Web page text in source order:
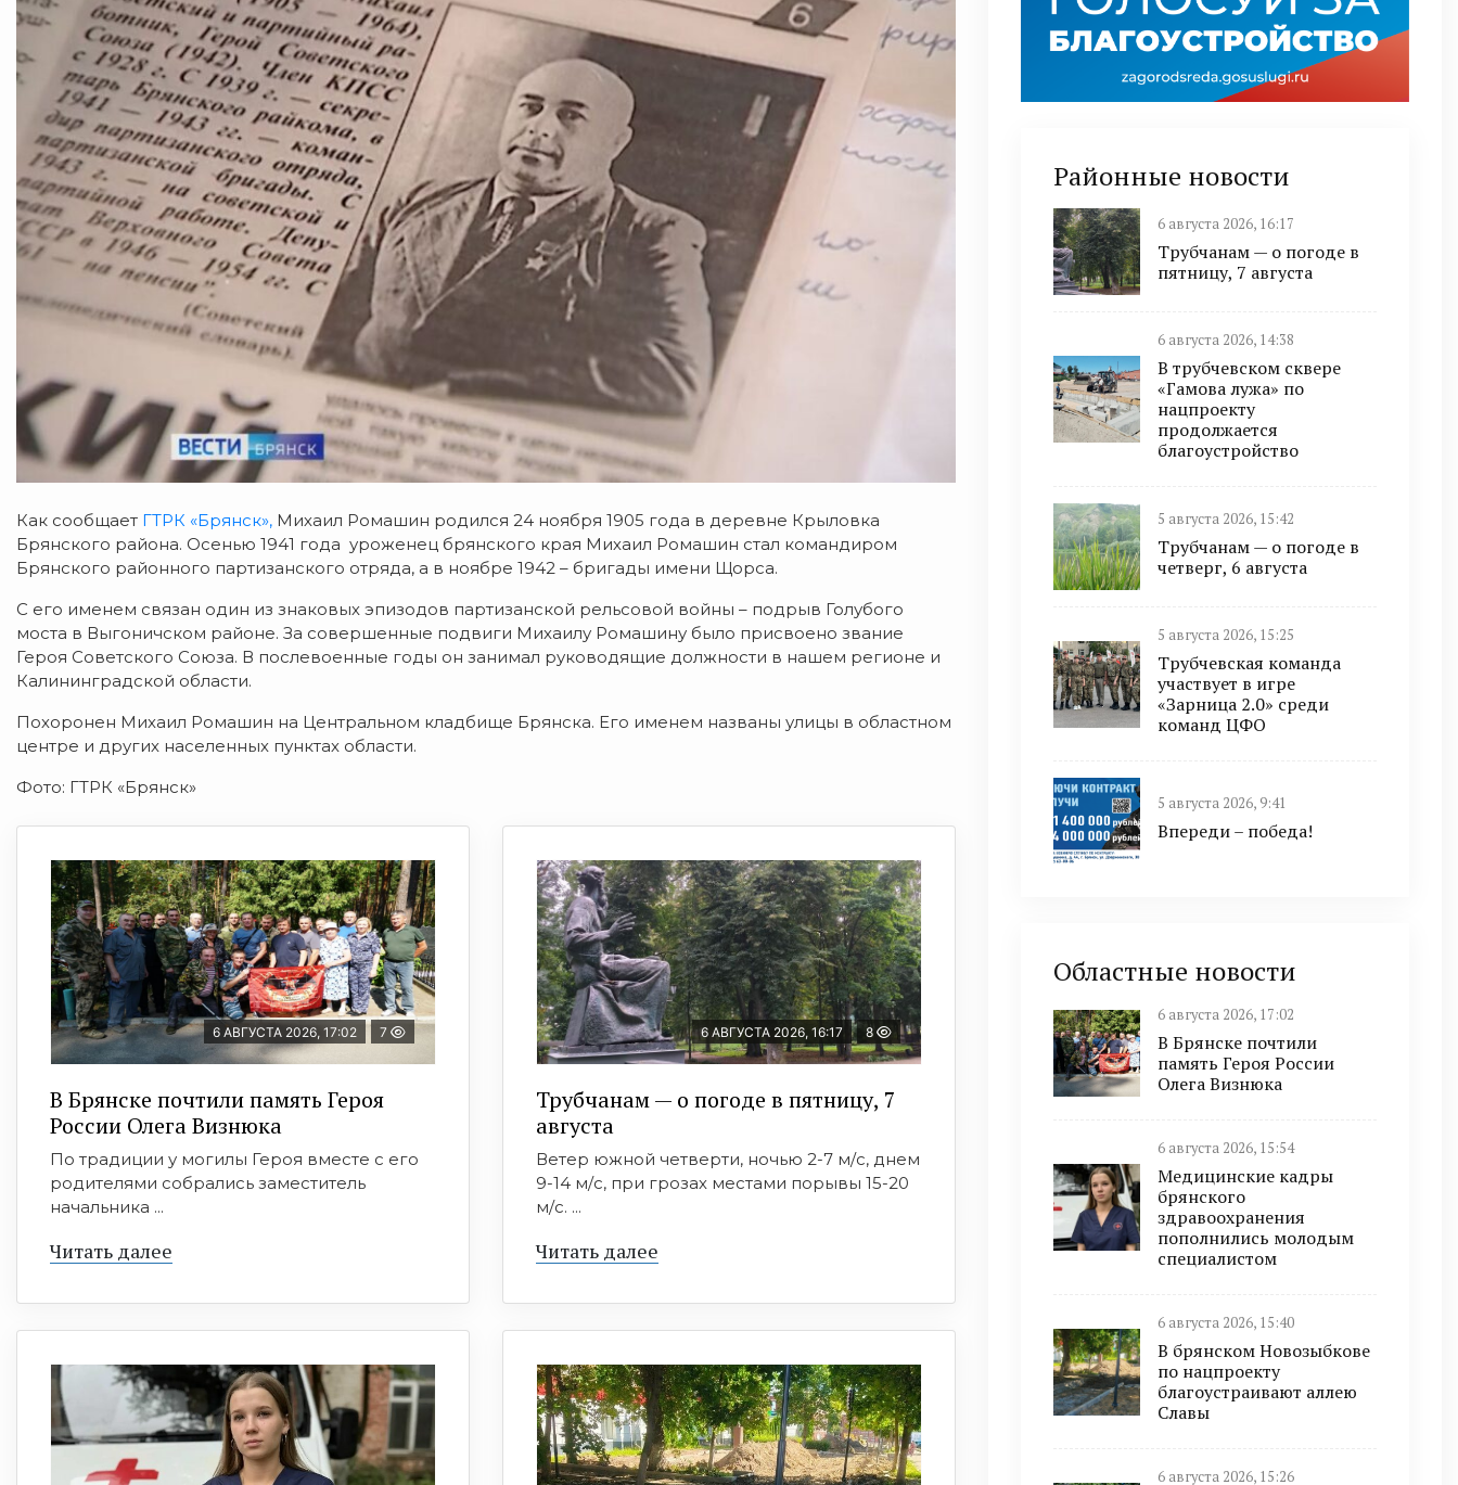
Как сообщает ГТРК «Брянск», Михаил Ромашин родился 24 ноября 1905 года в деревне Крыловка
Брянского района. Осенью 1941 года уроженец брянского края Михаил Ромашин стал командиром
Брянского районного партизанского отряда, а в ноябре 1942 – бригады имени Щорса.
С его именем связан один из знаковых эпизодов партизанской рельсовой войны – подрыв Голубого
моста в Выгоничском районе. За совершенные подвиги Михаилу Ромашину было присвоено звание
Героя Советского Союза. В послевоенные годы он занимал руководящие должности в нашем регионе и
Калининградской области.
Похоронен Михаил Ромашин на Центральном кладбище Брянска. Его именем названы улицы в областном
центре и других населенных пунктах области.
Фото: ГТРК «Брянск»
6 АВГУСТА 2026, 17:02 7
В Брянске почтили память Героя
России Олега Визнюка
По традиции у могилы Героя вместе с его
родителями собрались заместитель
начальника ...
Читать далее
6 АВГУСТА 2026, 16:17 8
Трубчанам — о погоде в пятницу, 7
августа
Ветер южной четверти, ночью 2-7 м/с, днем
9-14 м/с, при грозах местами порывы 15-20
м/с. ...
Читать далее
Районные новости
6 августа 2026, 16:17
Трубчанам — о погоде в
пятницу, 7 августа
6 августа 2026, 14:38
В трубчевском сквере
«Гамова лужа» по
нацпроекту
продолжается
благоустройство
5 августа 2026, 15:42
Трубчанам — о погоде в
четверг, 6 августа
5 августа 2026, 15:25
Трубчевская команда
участвует в игре
«Зарница 2.0» среди
команд ЦФО
5 августа 2026, 9:41
Впереди – победа!
Областные новости
6 августа 2026, 17:02
В Брянске почтили
память Героя России
Олега Визнюка
6 августа 2026, 15:54
Медицинские кадры
брянского
здравоохранения
пополнились молодым
специалистом
6 августа 2026, 15:40
В брянском Новозыбкове
по нацпроекту
благоустраивают аллею
Славы
6 августа 2026, 15:26